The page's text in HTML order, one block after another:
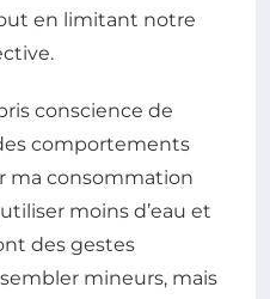
en limitant notre
conscience de
comportements
ma consommation
moins d’eau et
des gestes
mineurs, mais